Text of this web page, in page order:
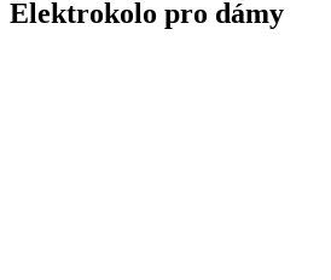
Elektrokolo pro dámy